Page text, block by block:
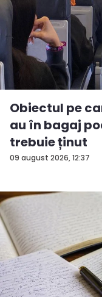
09 august 2026, 12:37
Obiectul pe
au în bagaj
trebuie ținut